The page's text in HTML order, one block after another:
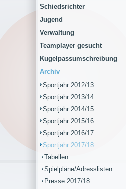
Schiedsrichter
Jugend
Verwaltung
Teamplayer gesucht
Kugelpassumschreibung
Archiv
Sportjahr 2012/13
Sportjahr 2013/14
Sportjahr 2014/15
Sportjahr 2015/16
Sportjahr 2016/17
Sportjahr 2017/18
Tabellen
Spielpläne/Adresslisten
Presse 2017/18